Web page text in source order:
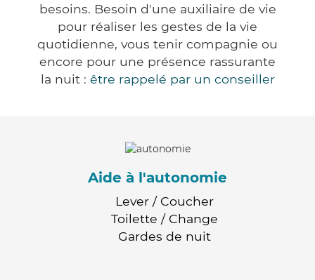
besoins. Besoin d'une auxiliaire de vie
pour réaliser les gestes de la vie
quotidienne, vous tenir compagnie ou
encore pour une présence rassurante
la nuit : être rappelé par un conseiller
Aide à l'autonomie
Lever / Coucher
Toilette / Change
Gardes de nuit